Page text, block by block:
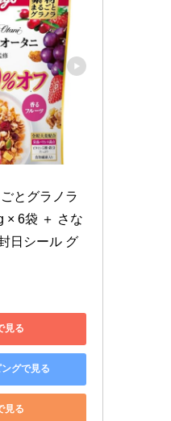
とグラノラ
× 6袋 ＋ さな
日シール グ
見る
グで見る
見る